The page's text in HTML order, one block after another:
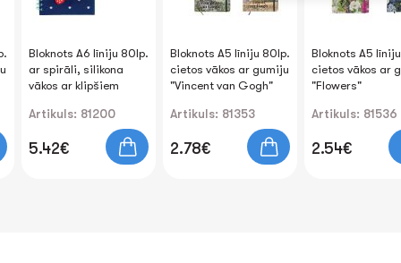
Bloknots A6 līniju 80lp.
ar spirāli, silikona
vākos ar klipšiem
Artikuls: 81200
5.42€
Bloknots A5 līniju 80lp.
cietos vākos ar gumiju
"Vincent van Gogh"
Artikuls: 81353
2.78€
Bloknots A5
cietos vākos ar
"Flowers"
Artikuls: 81536
2.54€